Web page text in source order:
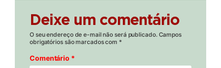
Deixe um comentário
O seu endereço de e-mail não será publicado. Campos
obrigatórios são marcados com *
Comentário *